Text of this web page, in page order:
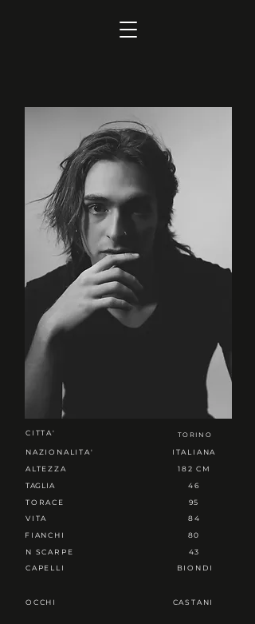
CITTA'
NAZIONALITA'
ALTEZZA
TAGLIA
TORACE
VITA
FIANCHI
N SCARPE
CAPELLI
OCCHI
TORINO
ITALIANA
182 CM
46
84
95
80
43
BIONDI
CASTANI